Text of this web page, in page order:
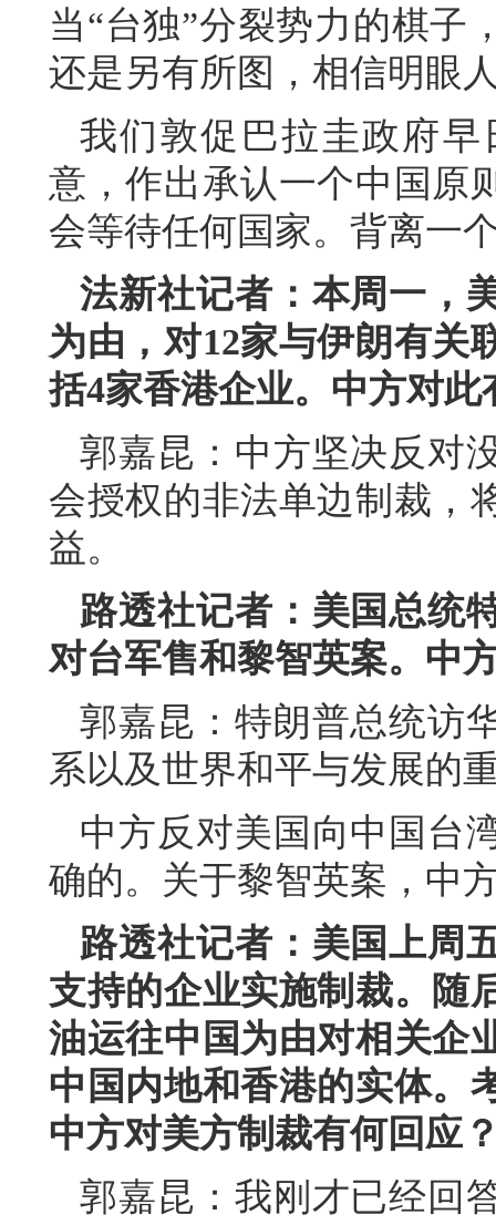
当“台独”分裂势力的棋子
还是另有所图，相信明眼
我们敦促巴拉圭政府
意，作出承认一个中国原
会等待任何国家。背离一
法新社记者：本周一，
为由，对12家与伊朗有关
括4家香港企业。中方对此
郭嘉昆：中方坚决反对
会授权的非法单边制裁，
益。
路透社记者：美国总统
对台军售和黎智英案。中
郭嘉昆：特朗普总统访
系以及世界和平与发展的
中方反对美国向中国台
确的。关于黎智英案，中
路透社记者：美国上周
支持的企业实施制裁。随
油运往中国为由对相关企
中国内地和香港的实体。
中方对美方制裁有何回应
郭嘉昆：我刚才已经回